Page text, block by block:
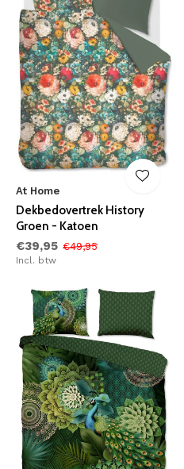
At Home
Dekbedovertrek History
Groen - Katoen
€39,95 €49,95
Incl. btw